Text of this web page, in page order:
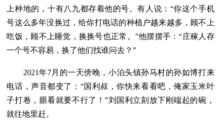
上种地的，十有八九都存着他的号。有人说：“你这个手机
号这么多年没换过，给你打电话的种植户越来越多，顾不上
吃饭，顾不上睡觉，换换号也正常。”他摆摆手：“庄稼人存
一个号不容易，换了他们找谁问去？”
2021年7月的一天傍晚，小泊头镇孙马村的孙如博打来
电话，声音都变了：“国利叔，你快来看看吧，俺家玉米叶
子打卷，眼看就要不行了！”刘国利立刻放下刚端起的碗，
就往地里赶。